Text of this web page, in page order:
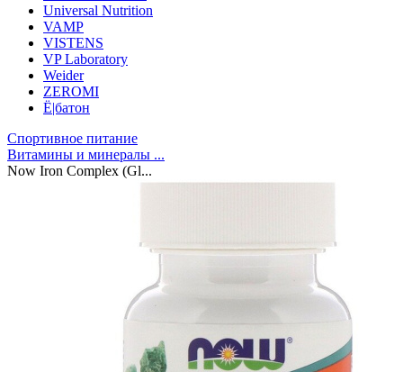
Universal Nutrition
VAMP
VISTENS
VP Laboratory
Weider
ZEROMI
Ё|батон
Спортивное питание
Витамины и минералы ...
Now Iron Complex (Gl...